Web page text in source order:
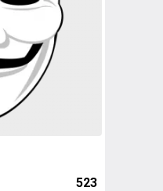
523